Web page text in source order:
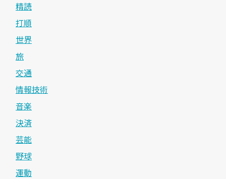
精読
打順
世界
旅
交通
情報技術
音楽
決済
芸能
野球
運動